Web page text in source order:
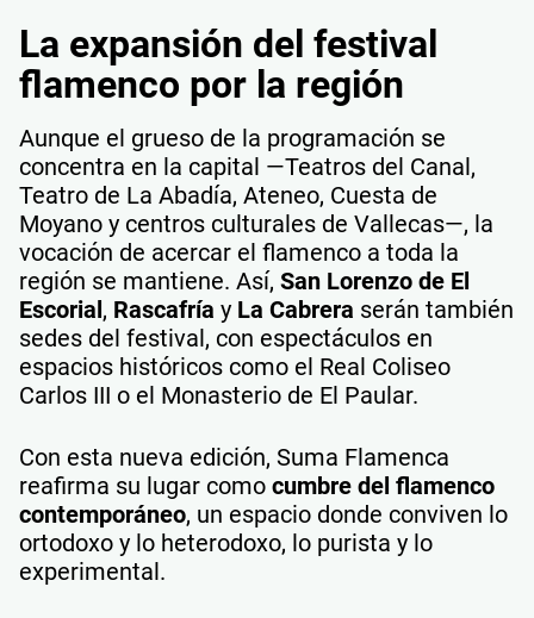
La expansión del festival
flamenco por la región
Aunque el grueso de la programación se
concentra en la capital —Teatros del Canal,
Teatro de La Abadía, Ateneo, Cuesta de
Moyano y centros culturales de Vallecas—, la
vocación de acercar el flamenco a toda la
región se mantiene. Así, San Lorenzo de El
Escorial, Rascafría y La Cabrera serán también
sedes del festival, con espectáculos en
espacios históricos como el Real Coliseo
Carlos III o el Monasterio de El Paular.
Con esta nueva edición, Suma Flamenca
reafirma su lugar como cumbre del flamenco
contemporáneo, un espacio donde conviven lo
ortodoxo y lo heterodoxo, lo purista y lo
experimental.